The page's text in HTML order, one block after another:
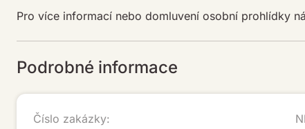
Pro více informací nebo domluvení osobní prohlídky
Podrobné informace
Číslo zakázky: